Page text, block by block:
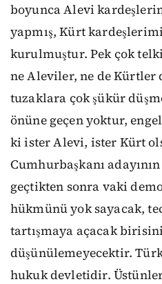
boyunca Alevi
yapmış, Kürt
kurulmuştur. Pek çok
ne Aleviler, ne de Kürtler
tuzaklara çok şükür
önüne geçen yoktur,
ki ister Alevi, ister Kürt
Cumhurbaşkanı
geçtikten sonra vaki
hükmünü yok sayacak,
tartışmaya açacak
düşünülemeyecektir.
hukuk devletidir.